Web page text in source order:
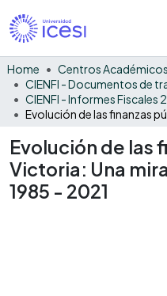
Home Centros Académicos
Evolución de las
Victoria: Una
1985 - 2021